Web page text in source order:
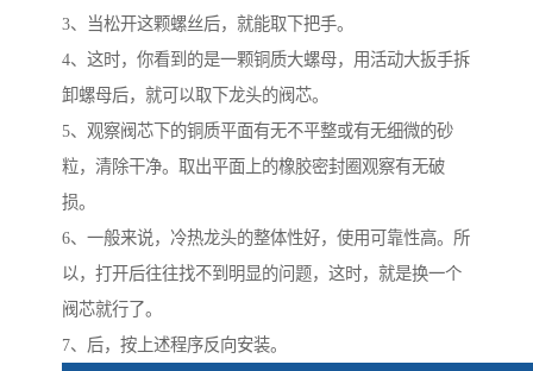
3、当松开这颗螺丝后，就能取下把手。
4、这时，你看到的是一颗铜质大螺母，用活动大扳手拆
卸螺母后，就可以取下龙头的阀芯。
5、观察阀芯下的铜质平面有无不平整或有无细微的砂
粒，清除干净。取出平面上的橡胶密封圈观察有无破
损。
6、一般来说，冷热龙头的整体性好，使用可靠性高。所
以，打开后往往找不到明显的问题，这时，就是换一个
阀芯就行了。
7、后，按上述程序反向安装。